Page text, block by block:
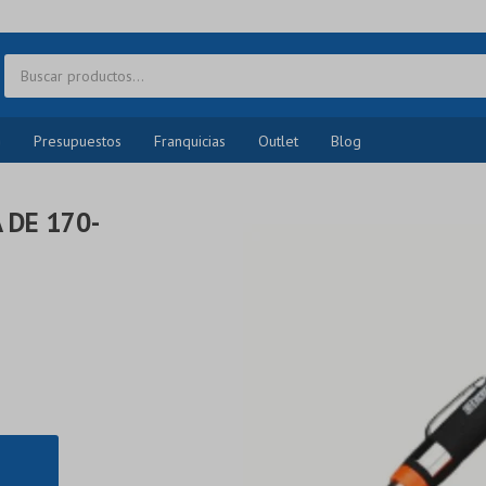
Presupuestos Franquicias Outlet Blog
DE 170-